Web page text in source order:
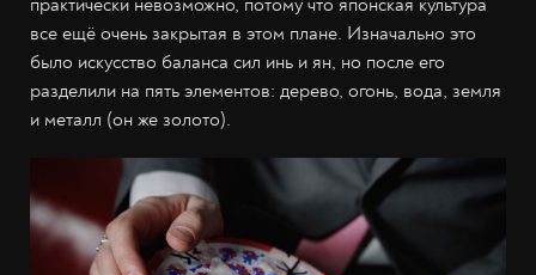
практически невозможно, потому что японская культура
все ещё очень закрытая в этом плане. Изначально это
было искусство баланса сил инь и ян, но после его
разделили на пять элементов: дерево, огонь, вода, земля
и металл (он же золото).